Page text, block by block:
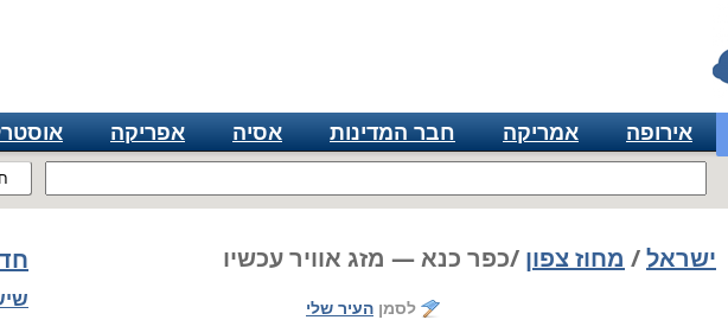
אירופה אמריקה חבר המדינות אסיה אפריקה
ישראל/ מחוז צפון /כפר כנא — מזג אוויר עכשיו
לסמן העיר שלי
שישי,